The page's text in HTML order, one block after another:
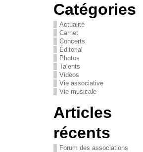
Catégories
Actualité
Carnet
Concerts
Éditorial
Photos
Talents
Vidéos
Vie associative
Vie musicale
Articles
récents
Forum des associations